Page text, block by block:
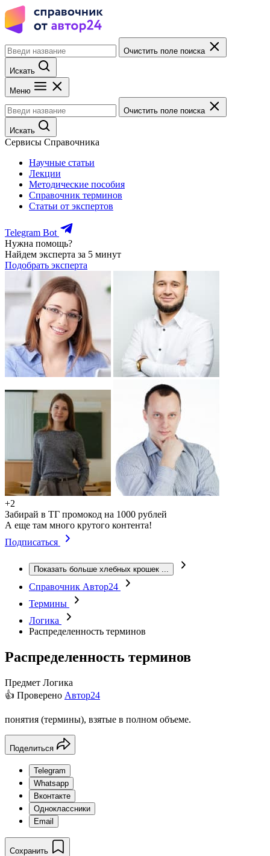
Очистить поле поиска
Искать
Меню
Очистить поле поиска
Искать
Сервисы Справочника
Научные статьи
Лекции
Методические пособия
Справочник терминов
Статьи от экспертов
Telegram Bot
Нужна помощь?
Найдем эксперта за 5 минут
Подобрать эксперта
+2
Забирай в ТГ промокод на 1000 рублей
А еще там много крутого контента!
Подписаться
Показать больше хлебных крошек ...
Справочник Автор24
Термины
Логика
Распределенность терминов
Распределенность терминов
Предмет Логика
👍 Проверено Автор24
понятия (термины), взятые в полном объеме.
Поделиться
Telegram
Whatsapp
Вконтакте
Одноклассники
Email
Сохранить